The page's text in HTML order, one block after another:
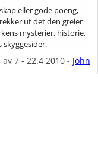
eller gode poeng,
ut det den greier
mysterier, historie,
skyggesider.
av 7- 22.4 2010- John